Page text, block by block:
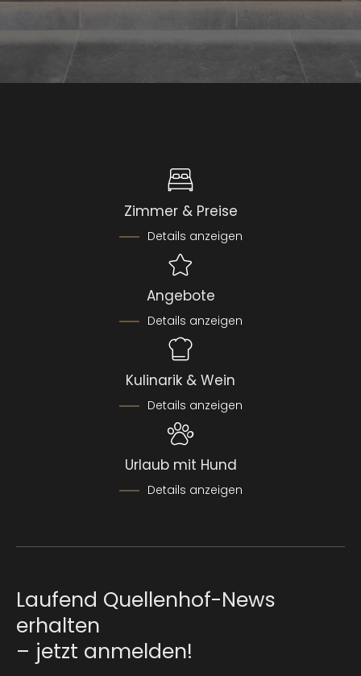
Zimmer & Preise
Details anzeigen
Angebote
Details anzeigen
Kulinarik & Wein
Details anzeigen
Urlaub mit Hund
Details anzeigen
Laufend Quellenhof-News
erhalten
– jetzt anmelden!